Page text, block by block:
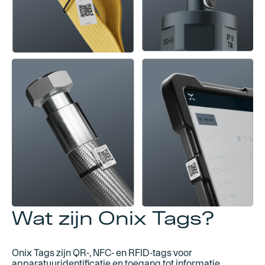
Wat zijn Onix Tags?
Onix Tags zijn QR-, NFC- en RFID-tags voor